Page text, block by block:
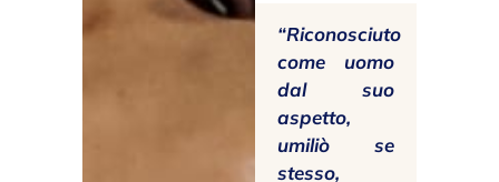
“Riconosciuto
come uomo
dal suo
aspetto,
umiliò se
stesso,